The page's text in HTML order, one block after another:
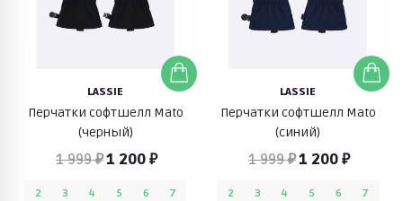
LASSIE
Перчатки софтшелл Mato
(черный)
1 999 ₽1 200 ₽
2 3 4 5 6
7
LASSIE
Перчатки софтшелл Mato
(синий)
1 999 ₽1 200 ₽
2 3 4 5 6
7